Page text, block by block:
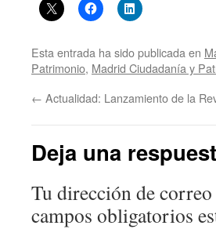
Esta entrada ha sido publicada en
Patrimonio, Madrid Ciudadanía y
← Actualidad: Lanzamiento de la
Deja una
Tu dirección de
campos obligatorios